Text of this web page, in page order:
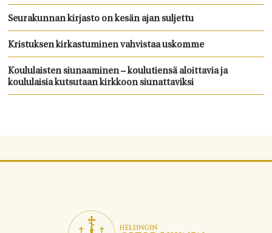
Seurakunnan kirjasto on kesän ajan suljettu
Kristuksen kirkastuminen vahvistaa uskomme
Koululaisten siunaaminen – koulutiensä aloittavia ja
koululaisia kutsutaan kirkkoon siunattaviksi